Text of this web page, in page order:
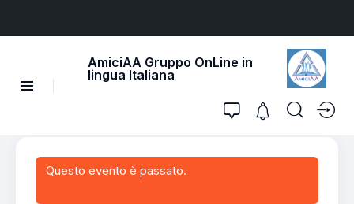
AmiciAA Gruppo OnLine in
lingua Italiana
Questo evento è passato.